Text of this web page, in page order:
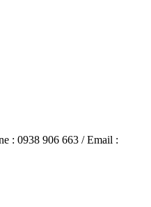
: 0938 906 663 / Email :